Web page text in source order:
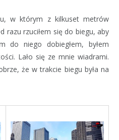
w którym z kilkuset metrów
razu rzuciłem się do biegu, aby
do niego dobiegłem, byłem
Lało się ze mnie wiadrami.
że w trakcie biegu była na